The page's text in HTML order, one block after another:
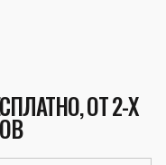
ОТ 2-Х